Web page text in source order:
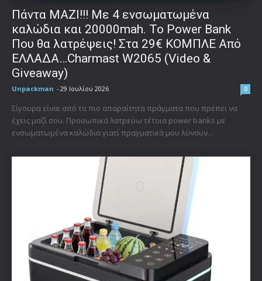
Πάντα ΜΑΖΙ!!! Με 4 ενσωματωμένα
καλώδια και 20000mah. Το Power Bank
Που θα λατρέψεις! Στα 29€ ΚΟΜΠΛΕ Από
ΕΛΛΑΔΑ…Charmast W2065 (Video &
Giveaway)
Unpackman - 29 Ιουλίου 2026 0
Σίγουρα είναι από τα πιο απαραίτητα πράγματα που πρέπει να
έχεις μαζί σου. Προσωπικά λατρεύω τέτοια power banks με
ενσωματωμένα καλώδια γιατί πραγματικά μου λύνουν...